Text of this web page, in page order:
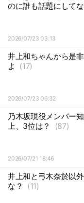
のに誰も話題にして
2026/07/23 03:13
井上和ちゃんから是
よ (17)
2026/07/23 06:32
乃木坂現役メンバー
上、3位は？
(87)
2026/07/21 18:46
井上和と弓木奈於以
な？
(11)